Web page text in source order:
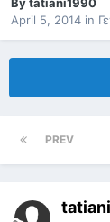
Bytatiani1990
April 5, 2014 in
PREV